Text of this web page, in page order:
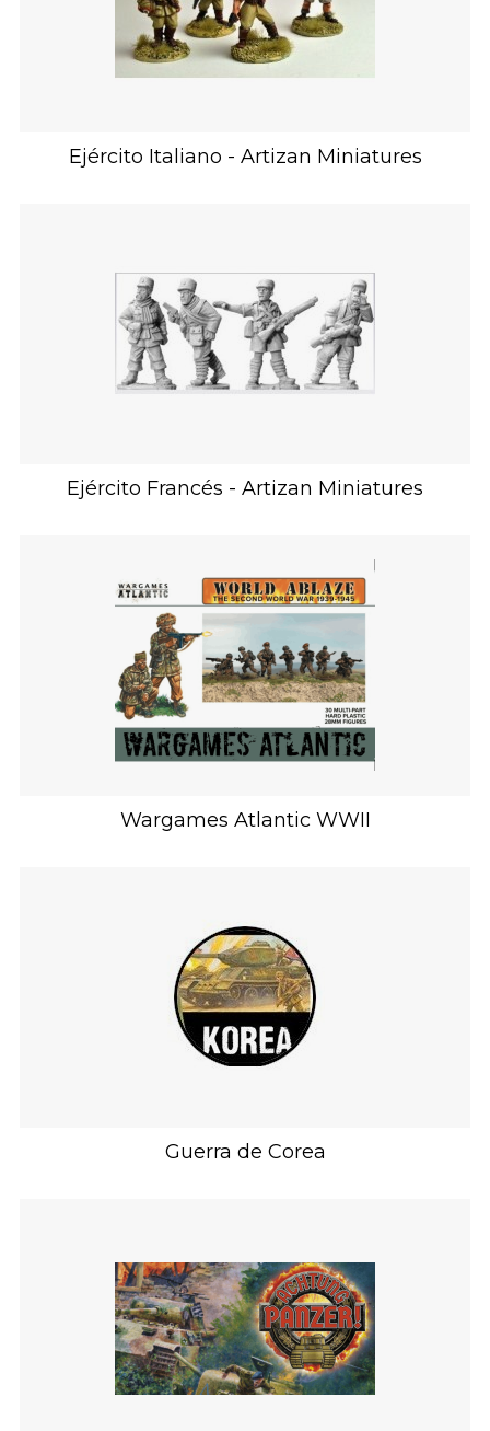
Ejército Italiano - Artizan Miniatures
Ejército Francés - Artizan Miniatures
Wargames Atlantic WWII
Guerra de Corea